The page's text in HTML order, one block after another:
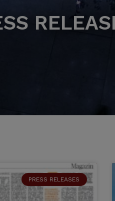
PRESS RELEASES